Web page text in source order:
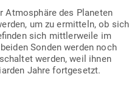
Atmo­sphäre des Pla­neten
um zu ermitteln, ob sich
sich mitt­ler­weile im
Sonden werden noch
werden, weil ihnen
Jahre fortgesetzt.